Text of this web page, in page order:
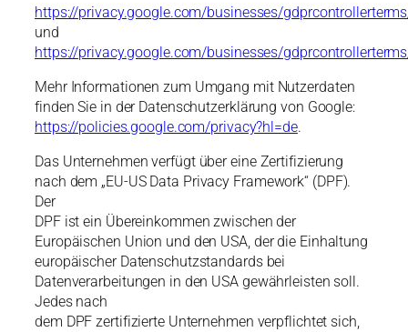
https://privacy.google.com/businesses/
und
https://privacy.google.com/businesses/
Mehr Informationen zum Umgang mit Nutzerdaten
finden Sie in der Datenschutzerklärung von Google:
https://policies.google.com/privacy?hl=de.
Das Unternehmen verfügt über eine Zertifizierung
nach dem „EU-US Data Privacy Framework“ (DPF).
Der
DPF ist ein Übereinkommen zwischen der
Europäischen Union und den USA, der die Einhaltung
europäischer Datenschutzstandards bei
Datenverarbeitungen in den USA gewährleisten soll.
Jedes nach
dem DPF zertifizierte Unternehmen verpflichtet sich,